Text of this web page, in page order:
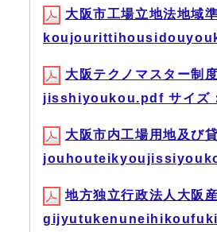
大阪市工場立地法地域
大阪テクノマスター制
jisshiyoukou.pdf サイズ
大阪市内工場用地及び
地方独立行政法人大阪